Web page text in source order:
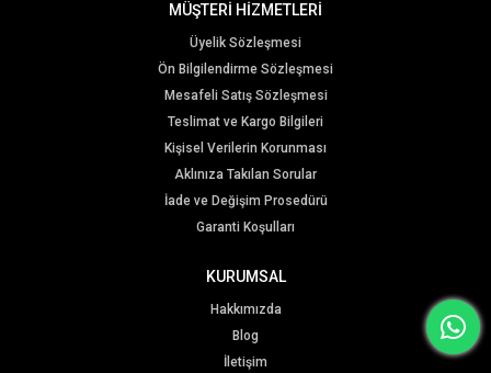
MÜŞTERİ HİZMETLERİ
Üyelik Sözleşmesi
Ön Bilgilendirme Sözleşmesi
Mesafeli Satış Sözleşmesi
Teslimat ve Kargo Bilgileri
Kişisel Verilerin Korunması
Aklınıza Takılan Sorular
İade ve Değişim Prosedürü
Garanti Koşulları
KURUMSAL
Hakkımızda
Blog
İletişim